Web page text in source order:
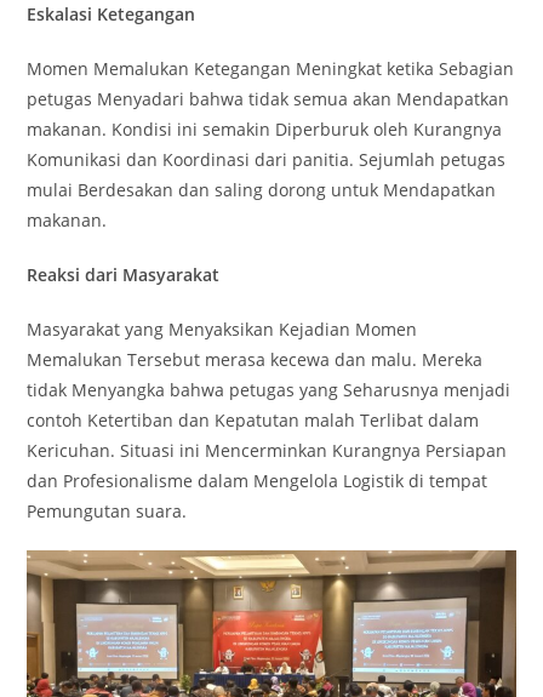
Eskalasi Ketegangan
Momen Memalukan Ketegangan Meningkat ketika Sebagian
petugas Menyadari bahwa tidak semua akan Mendapatkan
makanan. Kondisi ini semakin Diperburuk oleh Kurangnya
Komunikasi dan Koordinasi dari panitia. Sejumlah petugas
mulai Berdesakan dan saling dorong untuk Mendapatkan
makanan.
Reaksi dari Masyarakat
Masyarakat yang Menyaksikan Kejadian Momen
Memalukan Tersebut merasa kecewa dan malu. Mereka
tidak Menyangka bahwa petugas yang Seharusnya menjadi
contoh Ketertiban dan Kepatutan malah Terlibat dalam
Kericuhan. Situasi ini Mencerminkan Kurangnya Persiapan
dan Profesionalisme dalam Mengelola Logistik di tempat
Pemungutan suara.